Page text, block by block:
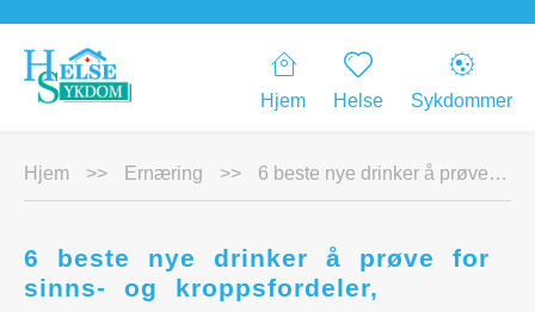
Hjem Helse Sykdommer
Hjem >> Ernæring >> 6 beste nye drinker å prøve for sinns- og kroppsfordeler,
6 beste nye drinker å prøve for
sinns- og kroppsfordeler,